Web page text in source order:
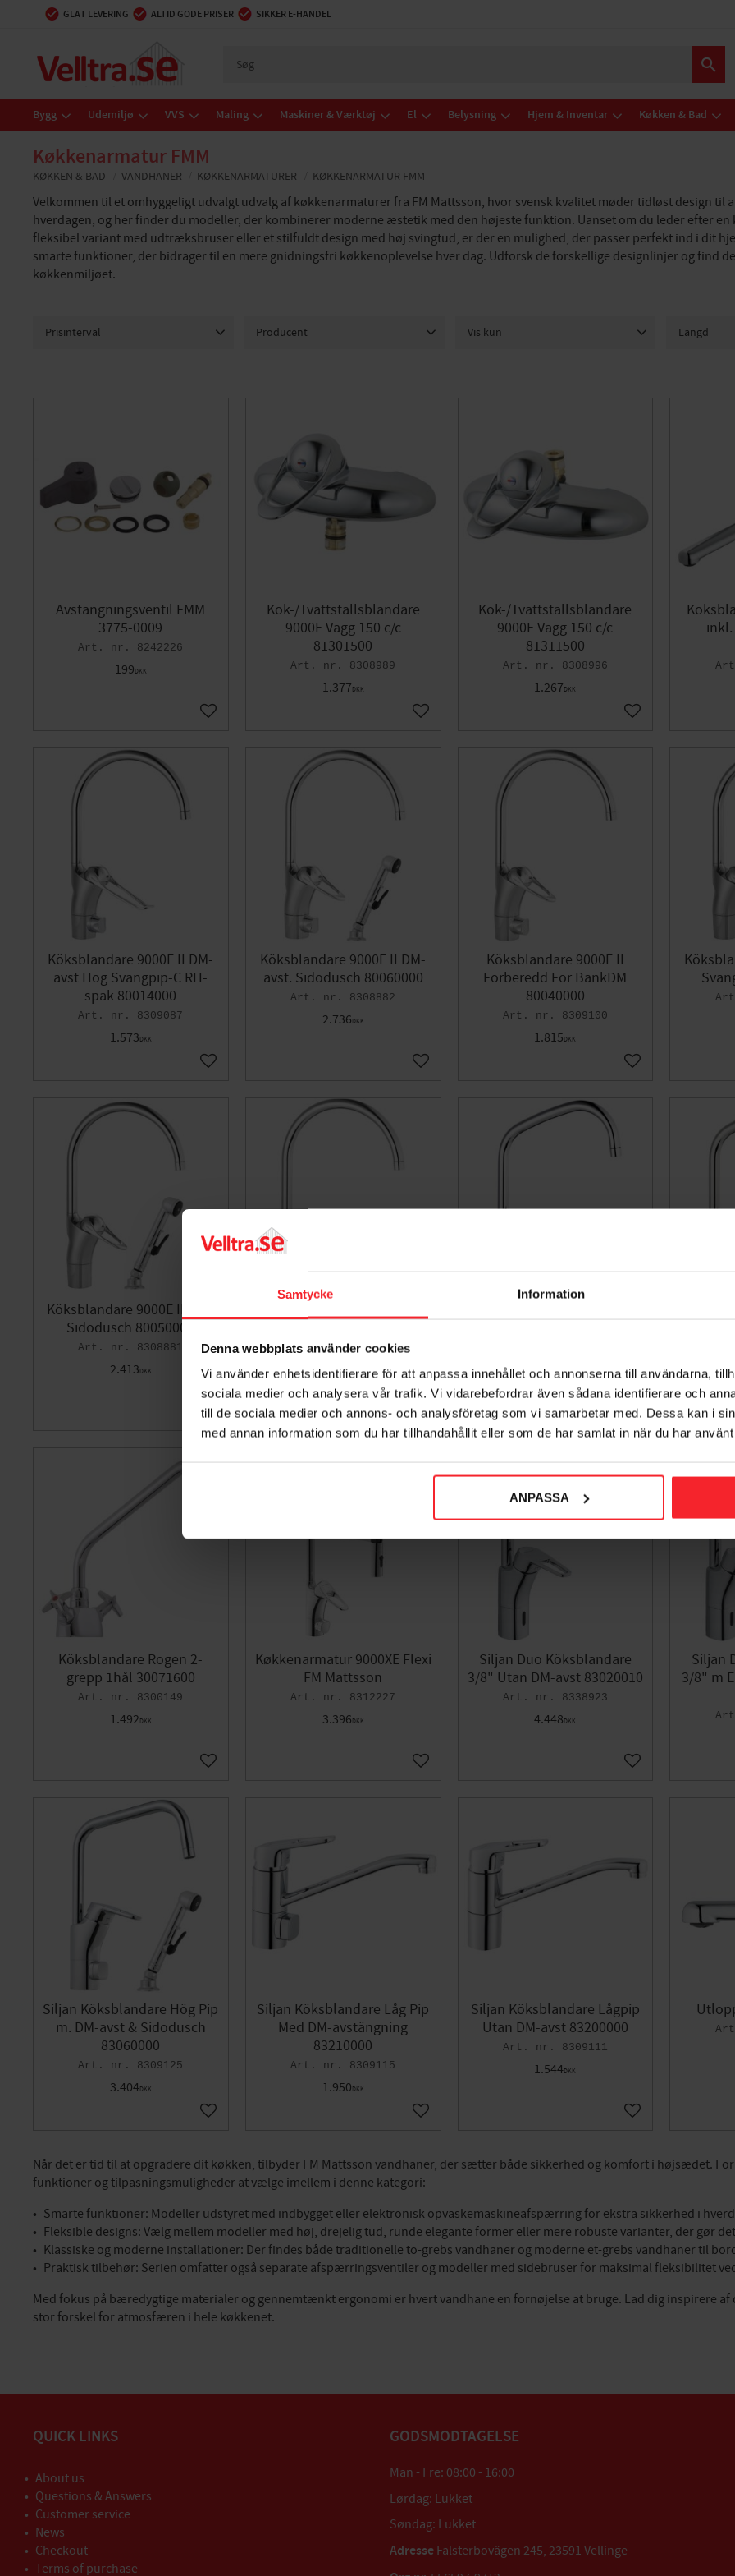
Samtycke Information
Denna webbplats använder cookies
Vi använder enhetsidentifierare för att anpassa innehållet och annonserna till användarna,
sociala medier och analysera vår trafik. Vi vidarebefordrar även sådana identifierare och
till de sociala medier och annons- och analysföretag som vi samarbetar med. Dessa kan i
med annan information som du har tillhandahållit eller som de har samlat in när du har
ANPASSA
GLAT LEVERING ALTID GODE PRISER SIKKER E-HANDEL
Bygg Udemiljø VVS Maling Maskiner & Værktøj El Belysning Hjem & Inventar Køkken & Bad
Køkkenarmatur FMM
KØKKEN & BAD VANDHANER KØKKENARMATURER KØKKENARMATUR FMM
Velkommen til et omhyggeligt udvalgt udvalg af køkkenarmaturer fra FM Mattsson, hvor svensk kvalitet møder tidløst design til
hverdagen, og her finder du modeller, der kombinerer moderne æstetik med den højeste funktion. Uanset om du leder efter
fleksibel variant med udtræksbruser eller et stilfuldt design med høj svingtud, er der en mulighed, der passer perfekt ind i dit
smarte funktioner, der bidrager til en mere gnidningsfri køkkenoplevelse hver dag. Udforsk de forskellige designlinjer og find
køkkenmiljøet.
Prisinterval Producent Vis kun Längd
Avstängningsventil FMM
3775-0009
8242226
199DKK
Gem som favorit
Kök-/Tvättställsblandare
9000E Vägg 150 c/c
81301500
8308989
1.377DKK
Gem som favorit
Kök-/Tvättställsblandare
9000E Vägg 150 c/c
81311500
8308996
1.267DKK
Gem som favorit
Köksblandare 9000E II DM-
avst Hög Svängpip-C RH-
spak 80014000
8309087
1.573DKK
Gem som favorit
Köksblandare 9000E II DM-
avst. Sidodusch 80060000
8308882
2.736DKK
Gem som favorit
Köksblandare 9000E II
Förberedd För BänkDM
80040000
8309100
1.815DKK
Gem som favorit
Köksblandare 9000E II Med
Sidodusch 80050000
8308881
2.413DKK
Gem som favorit
80010000
8309081
1.494DKK
Gem som favorit
1.578DKK
Gem som favorit
Köksblandare Rogen 2-
grepp 1hål 30071600
8300149
1.492DKK
Gem som favorit
Køkkenarmatur 9000XE Flexi
FM Mattsson
8312227
3.396DKK
Gem som favorit
Siljan Duo Köksblandare
3/8" Utan DM-avst 83020010
8338923
4.448DKK
Gem som favorit
Siljan
3/8" m
Siljan Köksblandare Hög Pip
m. DM-avst & Sidodusch
83060000
8309125
3.404DKK
Gem som favorit
Siljan Köksblandare Låg Pip
Med DM-avstängning
83210000
8309115
1.950DKK
Gem som favorit
Siljan Köksblandare Lågpip
Utan DM-avst 83200000
8309111
1.544DKK
Gem som favorit
Når det er tid til at opgradere dit køkken, tilbyder FM Mattsson vandhaner, der sætter både sikkerhed og komfort i højsædet.
funktioner og tilpasningsmuligheder at vælge imellem i denne kategori:
Smarte funktioner: Modeller udstyret med indbygget eller elektronisk opvaskemaskineafspærring for ekstra sikkerhed i
Fleksible designs: Vælg mellem modeller med høj, drejelig tud, runde elegante former eller mere robuste varianter, der gør
Klassiske og moderne installationer: Der findes både traditionelle to-grebs vandhaner og moderne et-grebs vandhaner til
Praktisk tilbehør: Serien omfatter også separate afspærringsventiler og modeller med sidebruser for maksimal fleksibilitet
Med fokus på bæredygtige materialer og gennemtænkt ergonomi er hvert vandhane en fornøjelse at bruge. Lad dig inspirere
stor forskel for atmosfæren i hele køkkenet.
QUICK LINKS
About us
Questions & Answers
Customer service
News
Checkout
Terms of purchase
GODSMODTAGELSE
Man - Fre: 08:00 - 16:00
Lørdag: Lukket
Søndag: Lukket
AdresseFalsterbovägen 245, 23591 Vellinge